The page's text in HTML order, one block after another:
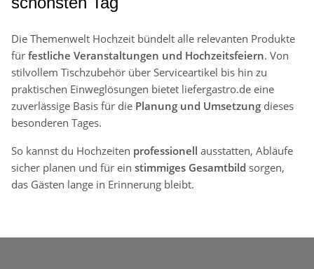
Die Themenwelt Hochzeit bündelt alle relevanten Produkte
für festliche Veranstaltungen und Hochzeitsfeiern. Von
stilvollem Tischzubehör über Serviceartikel bis hin zu
praktischen Einweglösungen bietet liefergastro.de eine
zuverlässige Basis für die Planung und Umsetzung dieses
besonderen Tages.
So kannst du Hochzeiten professionell ausstatten, Abläufe
sicher planen und für ein stimmiges Gesamtbild sorgen,
das Gästen lange in Erinnerung bleibt.